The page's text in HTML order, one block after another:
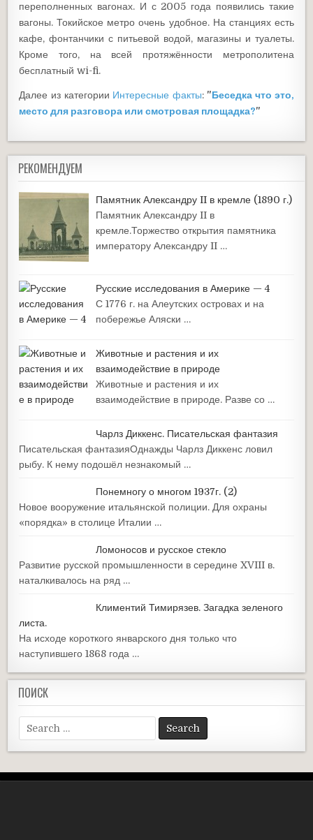
переполненных вагонах. И с 2005 года появились такие
вагоны. Токийское метро очень удобное. На станциях есть
кафе, фонтанчики с питьевой водой, магазины и туалеты.
Кроме того, на всей протяжённости метрополитена
бесплатный wi-fi.
Далее из категории Интересные факты: "Беседка что это,
место для разговора или смотровая площадка?"
РЕКОМЕНДУЕМ
Памятник Александру II в кремле (1890 г.)
Памятник Александру II в
кремле.Торжество открытия памятника
императору Александру II …
Русские исследования в Америке — 4
С 1776 г. на Алеутских островах и на
побережье Аляски …
Животные и растения и их
взаимодействие в природе
Животные и растения и их
взаимодействие в природе. Разве со …
Чарлз Диккенс. Писательская фантазия
Писательская фантазияОднажды Чарлз Диккенс ловил
рыбу. К нему подошёл незнакомый …
Понемногу о многом 1937г. (2)
Новое вооружение итальянской полиции. Для охраны
«порядка» в столице Италии …
Ломоносов и русское стекло
Развитие русской промышленности в середине XVIII в.
наталкивалось на ряд …
Климентий Тимирязев. Загадка зеленого
листа.
На исходе короткого январского дня только что
наступившего 1868 года …
ПОИСК
Search
for: